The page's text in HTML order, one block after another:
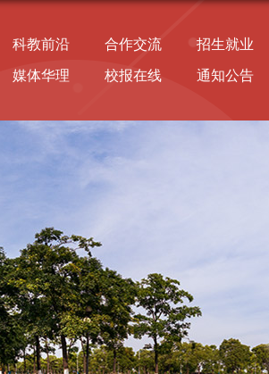
科教前沿 合作交流 招生就业
媒体华理 校报在线 通知公告